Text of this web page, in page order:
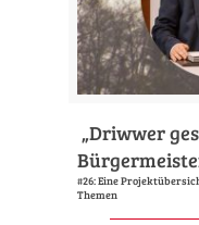
„Driwwer
#26: Eine
Themen